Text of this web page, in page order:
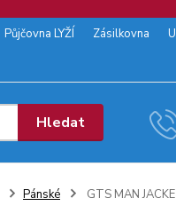
Půjčovna LYŽÍ Zásilkovna
Hledat
Pánské GTS MAN